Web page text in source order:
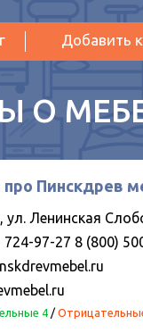
Добавить
О
Пинскдрев
ул. Ленинская
724-97-27 8 (800)
4/